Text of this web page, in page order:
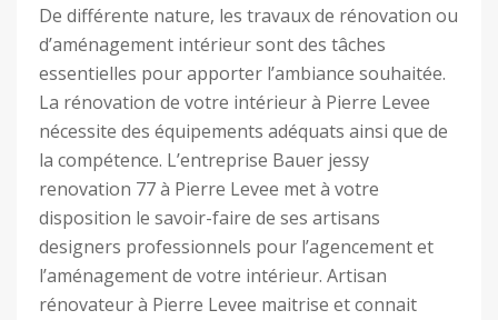
De différente nature, les travaux de rénovation ou
d’aménagement intérieur sont des tâches
essentielles pour apporter l’ambiance souhaitée.
La rénovation de votre intérieur à Pierre Levee
nécessite des équipements adéquats ainsi que de
la compétence. L’entreprise Bauer jessy
renovation 77 à Pierre Levee met à votre
disposition le savoir-faire de ses artisans
designers professionnels pour l’agencement et
l’aménagement de votre intérieur. Artisan
rénovateur à Pierre Levee maitrise et connait